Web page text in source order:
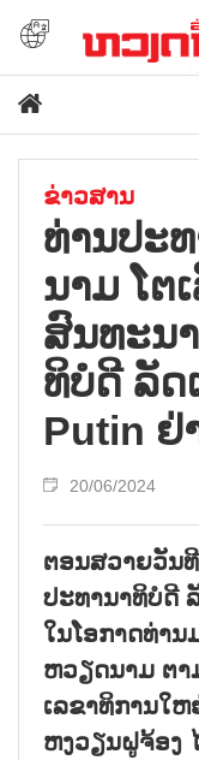
ຂ່າວສານ
ທ່ານ​ປະ​
ນາມ ໂຕ​
ສົນ​ທະ​ນ
ທິ​ບໍ​ດີ ລັດ​
Putin ຢ່
20/06/2024
ຕອນສວາຍວັນ
ປະທານາທິບໍດີ
ໃນໂອກາດທ່າ
ຫວຽດນາມ ຕາ
ເລຂາທິການໃ
ຫງວຽນຝູຈ້ອງ